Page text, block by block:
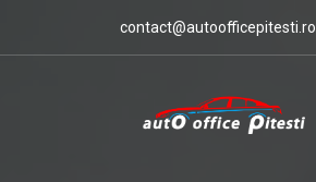
contact@autoofficepitesti.ro